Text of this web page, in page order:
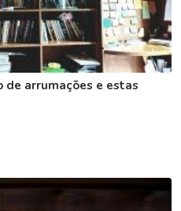
de arrumações e estas